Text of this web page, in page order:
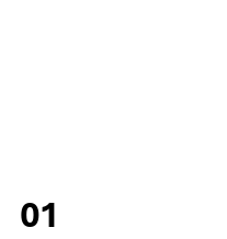
01